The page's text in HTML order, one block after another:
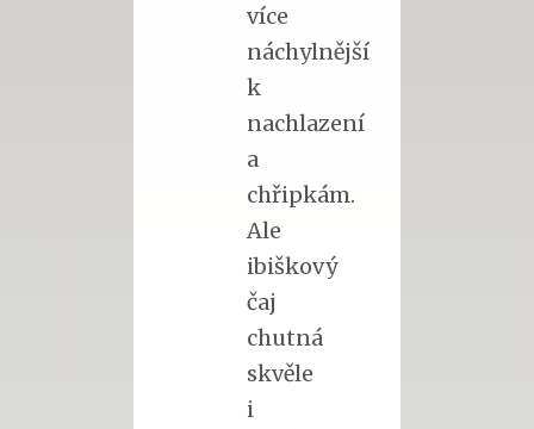
více
náchylnější
k
nachlazení
a
chřipkám.
Ale
ibiškový
čaj
chutná
skvěle
i